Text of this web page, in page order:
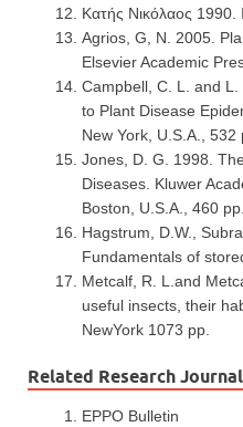
Κατής Νικόλαος
Agrios, G, Ν. 2005.
Elsevier Academic
Campbell, C. L. and
to Plant Disease
New York, U.S.A., 532
Jones, D. G. 1998.
Diseases. Kluwer
Boston, U.S.A., 460 pp.
Hagstrum, D.W.,
Fundamentals of
Metcalf, R. L.and
useful insects, their
NewYork 1073 pp.
Related Research
EPPO Bulletin